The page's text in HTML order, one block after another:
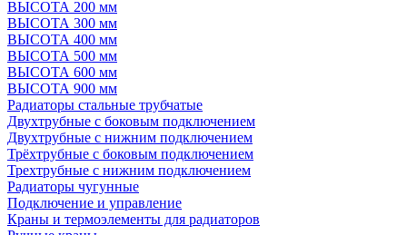
ВЫСОТА 200 мм
ВЫСОТА 300 мм
ВЫСОТА 400 мм
ВЫСОТА 500 мм
ВЫСОТА 600 мм
ВЫСОТА 900 мм
Радиаторы стальные трубчатые
Двухтрубные с боковым подключением
Двухтрубные с нижним подключением
Трёхтрубные с боковым подключением
Трехтрубные с нижним подключением
Радиаторы чугунные
Подключение и управление
Краны и термоэлементы для радиаторов